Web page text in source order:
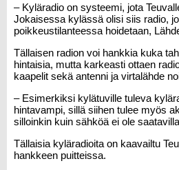
– Kyläradio on systeemi, jota
Jokaisessa kylässä olisi siis radio,
poikkeustilanteessa hoidetaan,
Tällaisen radion voi hankkia kuka
hintaisia, mutta karkeasti ottaen
kaapelit sekä antenni ja virtalähde
– Esimerkiksi kylätuville tuleva
hintavampi, sillä siihen tulee myös
silloinkin kuin sähköä ei ole
Tällaisia kyläradioita on kaavailtu
hankkeen puitteissa.